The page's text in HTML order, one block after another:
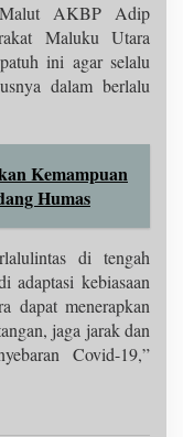
Malut AKBP Adip
Maluku Utara
ini agar selalu
dalam berlalu
Kemampuan
Humas
di tengah
adaptasi kebiasaan
dapat menerapkan
jaga jarak dan
Covid-19,”